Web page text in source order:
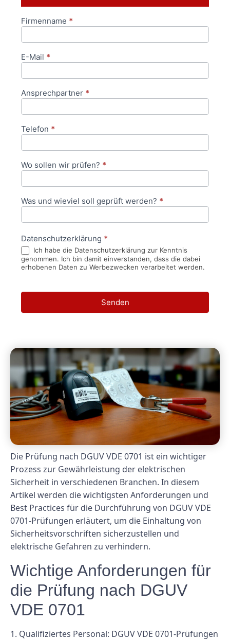
Anfrageformular
Firmenname *
E-Mail *
Ansprechpartner *
Telefon *
Wo sollen wir prüfen? *
Was und wieviel soll geprüft werden? *
Datenschutzerklärung *
Ich habe die Datenschutzerklärung zur Kenntnis
genommen. Ich bin damit einverstanden, dass die dabei
erhobenen Daten zu Werbezwecken verarbeitet werden.
Senden
Die Prüfung nach DGUV VDE 0701 ist ein wichtiger
Prozess zur Gewährleistung der elektrischen
Sicherheit in verschiedenen Branchen. In diesem
Artikel werden die wichtigsten Anforderungen und
Best Practices für die Durchführung von DGUV VDE
0701-Prüfungen erläutert, um die Einhaltung von
Sicherheitsvorschriften sicherzustellen und
elektrische Gefahren zu verhindern.
Wichtige Anforderungen für
die Prüfung nach DGUV
VDE 0701
1. Qualifiziertes Personal: DGUV VDE 0701-Prüfungen